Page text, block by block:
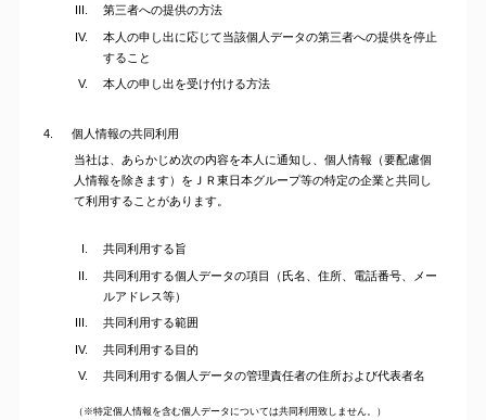
第三者への提供の方法
本人の申し出に応じて当該個人データの第三者への提供を停止
すること
本人の申し出を受け付ける方法
4.
個人情報の共同利用
当社は、あらかじめ次の内容を本人に通知し、個人情報（要配慮個
人情報を除きます）をＪＲ東日本グループ等の特定の企業と共同し
て利用することがあります。
共同利用する旨
共同利用する個人データの項目（氏名、住所、電話番号、メー
ルアドレス等）
共同利用する範囲
共同利用する目的
共同利用する個人データの管理責任者の住所および代表者名
（※特定個人情報を含む個人データについては共同利用致しません。）